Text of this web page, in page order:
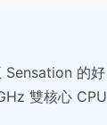
的
雙核心